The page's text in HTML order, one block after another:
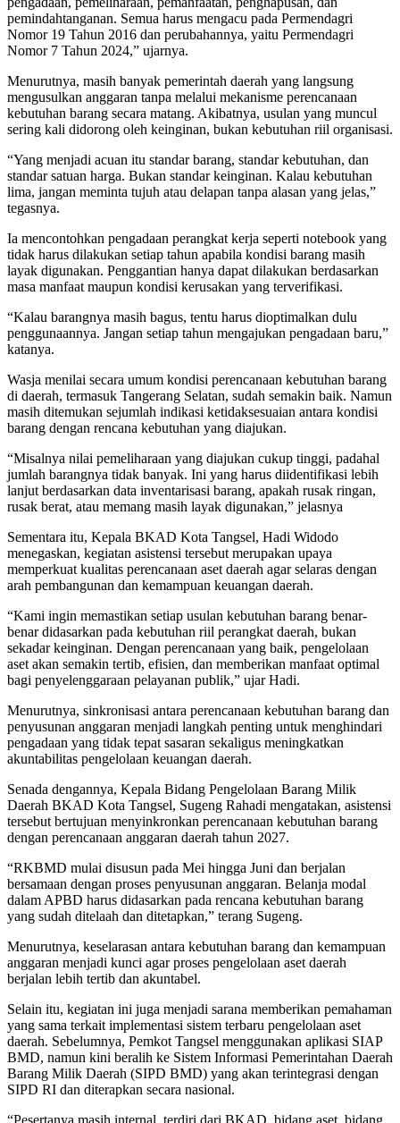
pemindahtanganan. Semua harus mengacu pada Permendagri
Nomor 19 Tahun 2016 dan perubahannya, yaitu Permendagri
Nomor 7 Tahun 2024,” ujarnya.
Menurutnya, masih banyak pemerintah daerah yang langsung
mengusulkan anggaran tanpa melalui mekanisme perencanaan
kebutuhan barang secara matang. Akibatnya, usulan yang muncul
sering kali didorong oleh keinginan, bukan kebutuhan riil organisasi.
“Yang menjadi acuan itu standar barang, standar kebutuhan, dan
standar satuan harga. Bukan standar keinginan. Kalau kebutuhan
lima, jangan meminta tujuh atau delapan tanpa alasan yang jelas,”
tegasnya.
Ia mencontohkan pengadaan perangkat kerja seperti notebook yang
tidak harus dilakukan setiap tahun apabila kondisi barang masih
layak digunakan. Penggantian hanya dapat dilakukan berdasarkan
masa manfaat maupun kondisi kerusakan yang terverifikasi.
“Kalau barangnya masih bagus, tentu harus dioptimalkan dulu
penggunaannya. Jangan setiap tahun mengajukan pengadaan baru,”
katanya.
Wasja menilai secara umum kondisi perencanaan kebutuhan barang
di daerah, termasuk Tangerang Selatan, sudah semakin baik. Namun
masih ditemukan sejumlah indikasi ketidaksesuaian antara kondisi
barang dengan rencana kebutuhan yang diajukan.
“Misalnya nilai pemeliharaan yang diajukan cukup tinggi, padahal
jumlah barangnya tidak banyak. Ini yang harus diidentifikasi lebih
lanjut berdasarkan data inventarisasi barang, apakah rusak ringan,
rusak berat, atau memang masih layak digunakan,” jelasnya
Sementara itu, Kepala BKAD Kota Tangsel, Hadi Widodo
menegaskan, kegiatan asistensi tersebut merupakan upaya
memperkuat kualitas perencanaan aset daerah agar selaras dengan
arah pembangunan dan kemampuan keuangan daerah.
“Kami ingin memastikan setiap usulan kebutuhan barang benar-
benar didasarkan pada kebutuhan riil perangkat daerah, bukan
sekadar keinginan. Dengan perencanaan yang baik, pengelolaan
aset akan semakin tertib, efisien, dan memberikan manfaat optimal
bagi penyelenggaraan pelayanan publik,” ujar Hadi.
Menurutnya, sinkronisasi antara perencanaan kebutuhan barang dan
penyusunan anggaran menjadi langkah penting untuk menghindari
pengadaan yang tidak tepat sasaran sekaligus meningkatkan
akuntabilitas pengelolaan keuangan daerah.
Senada dengannya, Kepala Bidang Pengelolaan Barang Milik
Daerah BKAD Kota Tangsel, Sugeng Rahadi mengatakan, asistensi
tersebut bertujuan menyinkronkan perencanaan kebutuhan barang
dengan perencanaan anggaran daerah tahun 2027.
“RKBMD mulai disusun pada Mei hingga Juni dan berjalan
bersamaan dengan proses penyusunan anggaran. Belanja modal
dalam APBD harus didasarkan pada rencana kebutuhan barang
yang sudah ditelaah dan ditetapkan,” terang Sugeng.
Menurutnya, keselarasan antara kebutuhan barang dan kemampuan
anggaran menjadi kunci agar proses pengelolaan aset daerah
berjalan lebih tertib dan akuntabel.
Selain itu, kegiatan ini juga menjadi sarana memberikan pemahaman
yang sama terkait implementasi sistem terbaru pengelolaan aset
daerah. Sebelumnya, Pemkot Tangsel menggunakan aplikasi SIAP
BMD, namun kini beralih ke Sistem Informasi Pemerintahan Daerah
Barang Milik Daerah (SIPD BMD) yang akan terintegrasi dengan
SIPD RI dan diterapkan secara nasional.
“Pesertanya masih internal, terdiri dari BKAD, bidang aset, bidang